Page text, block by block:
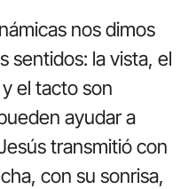
nos dimos
sentidos: la vista, el
el tacto son
ayudar a
transmitió con
con su sonrisa,